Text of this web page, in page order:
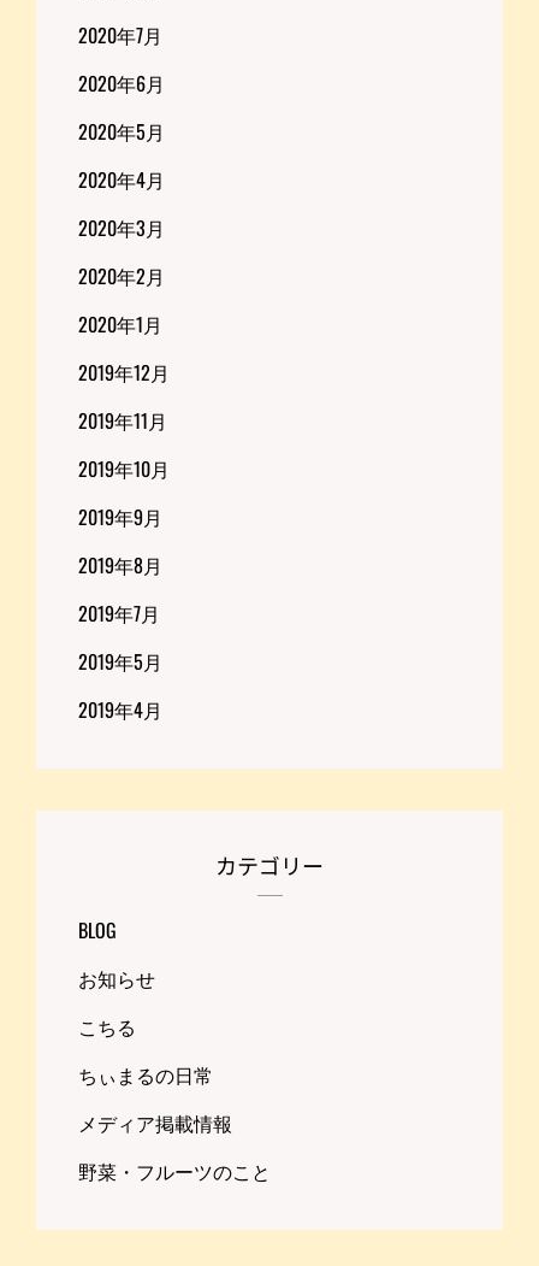
2020年7月
2020年6月
2020年5月
2020年4月
2020年3月
2020年2月
2020年1月
2019年12月
2019年11月
2019年10月
2019年9月
2019年8月
2019年7月
2019年5月
2019年4月
カテゴリー
BLOG
お知らせ
こちる
ちぃまるの日常
メディア掲載情報
野菜・フルーツのこと